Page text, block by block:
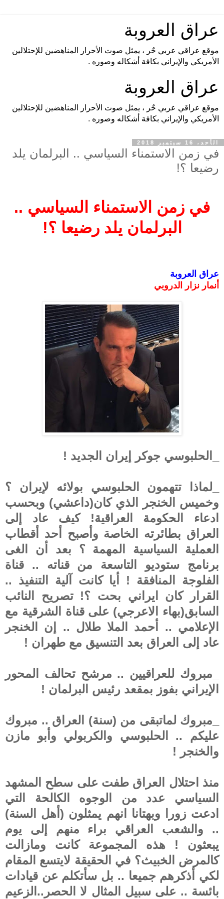
عراق العروبة
موقع عراقي عربي حٌر ، يمثل صوت الأحرار المناهضين للإحتلالين
الأمريكي والإيراني بكافة أشكاله وصوره .
عراق العروبة
موقع عراقي عربي حٌر ، يمثل صوت الأحرار المناهضين للإحتلالين
الأمريكي والإيراني بكافة أشكاله وصوره .
الأحد، 16 سبتمبر 2018
في زمن الاستمناء السياسي .. البرلمان يلد
رضيعا ؟!
في زمن الاستمناء السياسي ..
البرلمان يلد رضيعا ؟!
عراق العروبة
أنمار نزار الدروبي
_الحلبوسي جوكر إيران الجديد !
_لماذا تتهمون الحلبوسي بولائه لإيران ؟
وخميس الخنجر الذي كان(داعشي) وبحسب
ادعاء الحكومة العراقية! كيف عاد إلى
العراق بطائرته الخاصة وأصبح أحد أقطاب
العملية السياسية المهمة ؟ بعد أن الغى
برنامج ستوديو التاسعة من قناته .. قناة
الفلوجة المنافقة ! أيا كانت آلية التنفيذ ..
القرار كان ايراني بحت ؟! تصريح النائب
السابق(بهاء الاعرجي) على قناة الشرقية مع
الإعلامي .. أحمد الملا طلال .. إن الخنجر
عاد إلى العراق بعد التنسيق مع طهران !
_مبروك للعراقيين .. مرشح تحالف المحور
الإيراني بفوز بمقعد رئيس البرلمان !
_مبروك لماتبقى من (سنة) العراق .. مبروك
عليكم .. الحلبوسي والكربولي وأبو مازن
والخنجر !
منذ احتلال العراق طفت على سطح المشهد
السياسي عدد من الوجوه الكالحة التي
ادعت زورا وبهتانا انهم يمثلون (أهل السنة)
.. والشعب العراقي براء منهم إلى يوم
يبعثون ! هذه المجموعة كانت ومازالت
كالمرض الخبيث؟ في الحقيقة لايتسع المقام
لكي أذكرهم جميعا .. بل سأتكلم عن قيادات
بائسة .. على سبيل المثال لا الحصر..الزعيم